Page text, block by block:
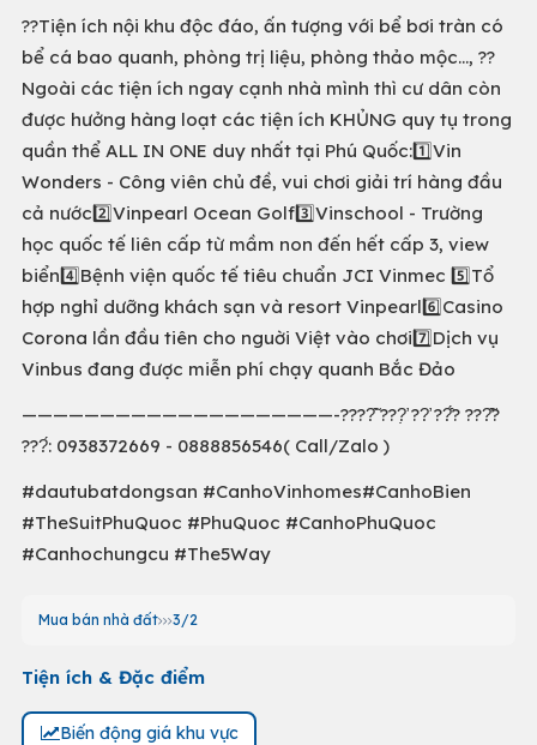
??Tiện ích nội khu độc đáo, ấn tượng với bể bơi tràn có
bể cá bao quanh, phòng trị liệu, phòng thảo mộc..., ??
Ngoài các tiện ích ngay cạnh nhà mình thì cư dân còn
được hưởng hàng loạt các tiện ích KHỦNG quy tụ trong
quần thể ALL IN ONE duy nhất tại Phú Quốc:1️⃣Vin
Wonders - Công viên chủ đề, vui chơi giải trí hàng đầu
cả nước2️⃣Vinpearl Ocean Golf3️⃣Vinschool - Trường
học quốc tế liên cấp từ mầm non đến hết cấp 3, view
biển4️⃣Bệnh viện quốc tế tiêu chuẩn JCI Vinmec 5️⃣Tổ
hợp nghỉ dưỡng khách sạn và resort Vinpearl6️⃣Casino
Corona lần đầu tiên cho nguời Việt vào chơi7️⃣Dịch vụ
Vinbus đang được miễn phí chạy quanh Bắc Đảo
————————————————————-????̂̃ ???̛̣ ??̛ ??̂́? ???̂̃?
???́: 0938372669 - 0888856546( Call/Zalo )
#dautubatdongsan #CanhoVinhomes#CanhoBien
#TheSuitPhuQuoc #PhuQuoc #CanhoPhuQuoc
#Canhochungcu #The5Way
Mua bán nhà đất 3/2
Tiện ích & Đặc điểm
Biến động giá khu vực